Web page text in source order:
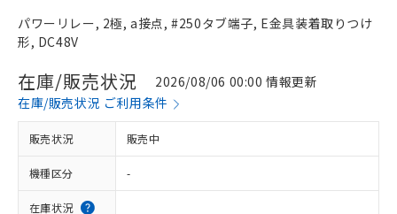
パワーリレー, 2極, a接点, #250タブ端子, E金具装着取りつけ
形, DC48V
在庫/販売状況
2026/08/06 00:00 情報更新
在庫/販売状況 ご利用条件
販売状況 販売中
機種区分 -
在庫状況